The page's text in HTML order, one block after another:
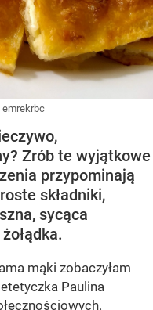
emrekrbc
Zrób te wyjątkowe
przypominają
składniki,
sycąca
mąki zobaczyłam
Paulina